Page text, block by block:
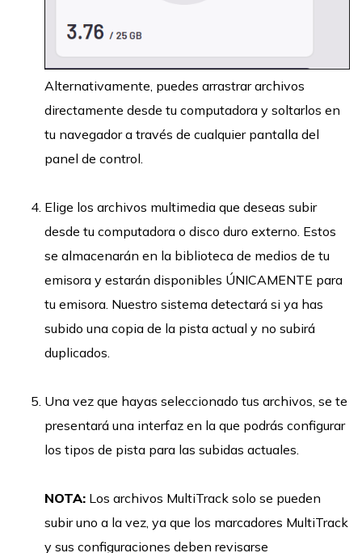
Alternativamente, puedes arrastrar archivos
directamente desde tu computadora y soltarlos en
tu navegador a través de cualquier pantalla del
panel de control.
Elige los archivos multimedia que deseas subir
desde tu computadora o disco duro externo. Estos
se almacenarán en la biblioteca de medios de tu
emisora y estarán disponibles ÚNICAMENTE para
tu emisora. Nuestro sistema detectará si ya has
subido una copia de la pista actual y no subirá
duplicados.
Una vez que hayas seleccionado tus archivos, se te
presentará una interfaz en la que podrás configurar
los tipos de pista para las subidas actuales.
NOTA: Los archivos MultiTrack solo se pueden
subir uno a la vez, ya que los marcadores MultiTrack
y sus configuraciones deben revisarse